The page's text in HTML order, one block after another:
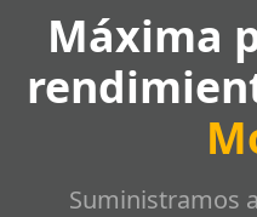
Máxima
Suministramos